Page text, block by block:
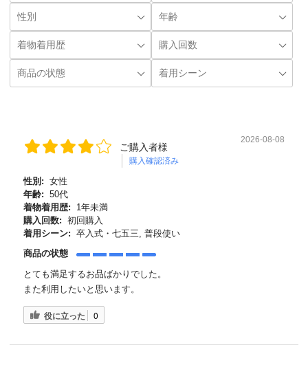
ご購入者様
購入確認済み
2026-08-08
性別: 女性
年齢: 50代
着物着用歴:
1年未満
購入回数: 初回購入
着用シーン: 卒入式・七五三, 普段使い
商品の状態
とても満足するお品ばかりでした。
また利用したいと思います。
役に立った 0